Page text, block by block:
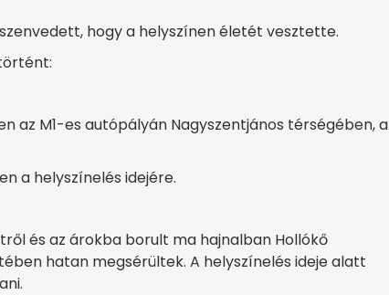
hogy a helyszínen életét vesztette.
az M1-es autópályán Nagyszentjános térségében, a
a helyszínelés idejére.
és az árokba borult ma hajnalban Hollókő
hatan megsérültek. A helyszínelés ideje alatt